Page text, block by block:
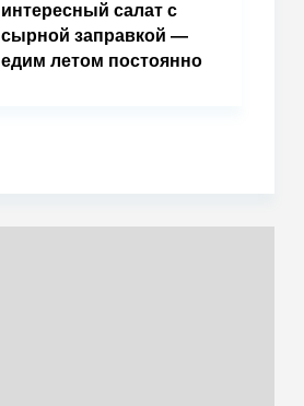
интересный салат с
сырной заправкой —
едим летом постоянно